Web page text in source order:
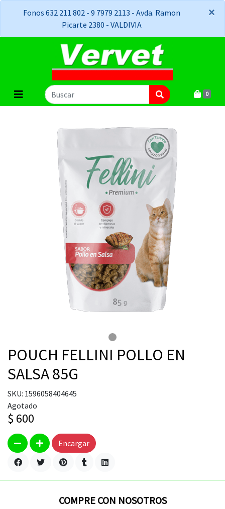
Fonos 632 211 802 - 9 7979 2113 - Avda. Ramon
Picarte 2380 - VALDIVIA
×
×
0
POUCH FELLINI POLLO EN
SALSA 85G
SKU: 1596058404645
Agotado
$ 600
Encargar
COMPRE CON NOSOTROS